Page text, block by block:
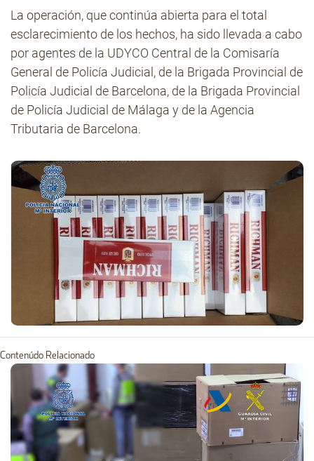
La operación, que continúa abierta para el total
esclarecimiento de los hechos, ha sido llevada a cabo
por agentes de la UDYCO Central de la Comisaría
General de Policía Judicial, de la Brigada Provincial de
Policía Judicial de Barcelona, de la Brigada Provincial
de Policía Judicial de Málaga y de la Agencia
Tributaria de Barcelona.
Contenúdo Relacionado